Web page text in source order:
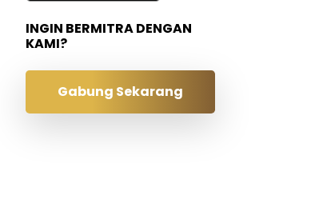
INGIN BERMITRA DENGAN
KAMI?
Gabung Sekarang